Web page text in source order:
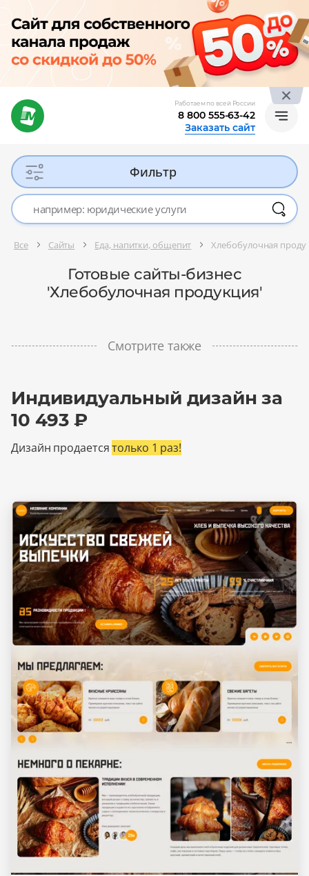
Работаем по всей России
8 800 555-63-42
Заказать сайт
Фильтр
Все Сайты Еда, напитки, общепит Хлебобулочная
Готовые сайты-бизнес
'Хлебобулочная продукция'
Смотрите также
Индивидуальный дизайн за
10 493 ₽
Дизайн продаетсятолько 1 раз!